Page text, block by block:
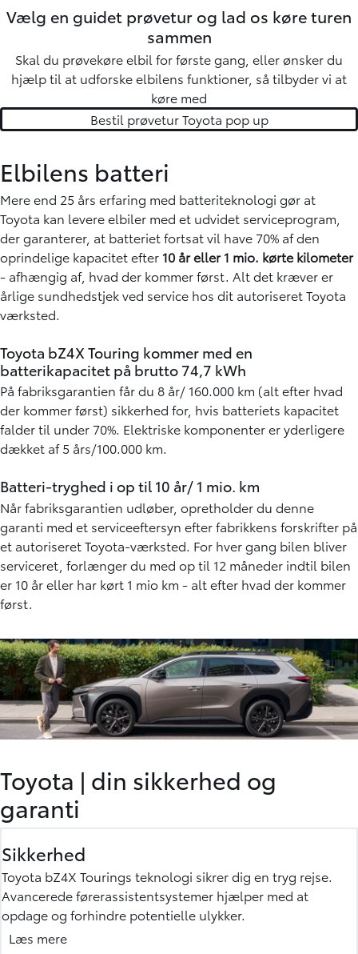
afhængigt af de faktorer, der påvirker din rækkevidde:
Hastighed, kørselsmønster, vejr, varme og køling
(klimaanlæg), kørerutens geografi i højdemeter,
udetemperatur og belastning i form af passagerer samt
bagage i bilen mm.
Vælg en guidet prøvetur og lad os køre turen
sammen
Skal du prøvekøre elbil for første gang, eller ønsker du
hjælp til at udforske elbilens funktioner, så tilbyder vi at
køre med
Bestil prøvetur Toyota pop up
Elbilens batteri
Mere end 25 års erfaring med batteriteknologi gør at
Toyota kan levere elbiler med et udvidet serviceprogram,
der garanterer, at batteriet fortsat vil have 70% af den
oprindelige kapacitet efter 10 år eller 1 mio. kørte kilometer
- afhængig af, hvad der kommer først. Alt det kræver er
årlige sundhedstjek ved service hos dit autoriseret Toyota
værksted.
Toyota bZ4X Touring kommer med en
batterikapacitet på brutto 74,7 kWh
På fabriksgarantien får du 8 år/ 160.000 km (alt efter hvad
der kommer først) sikkerhed for, hvis batteriets kapacitet
falder til under 70%. Elektriske komponenter er yderligere
dækket af 5 års/100.000 km.
Batteri-tryghed i op til 10 år/ 1 mio. km
Når fabriksgarantien udløber, opretholder du denne
garanti med et serviceeftersyn efter fabrikkens forskrifter på
et autoriseret Toyota-værksted. For hver gang bilen bliver
serviceret, forlænger du med op til 12 måneder indtil bilen
er 10 år eller har kørt 1 mio km - alt efter hvad der kommer
først.
Toyota | din sikkerhed og
garanti
Sikkerhed
Toyota bZ4X Tourings teknologi sikrer dig en tryg rejse.
Avancerede førerassistentsystemer hjælper med at
opdage og forhindre potentielle ulykker.
For høj sikkerhed er den nye bZ4X Touring udstyret med T-
Læs mere